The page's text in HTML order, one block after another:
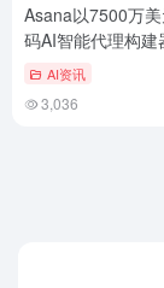
Asana以7500万
码AI智能代理构建
AI资讯
3,036